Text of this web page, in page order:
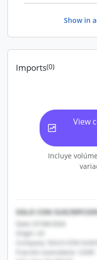
Show in
Imports(0)
View
Incluye
SOLO CON
Date: 07/08/2026
Origin: US
Company: SOLO CON
Fracción arancelaria: 12345